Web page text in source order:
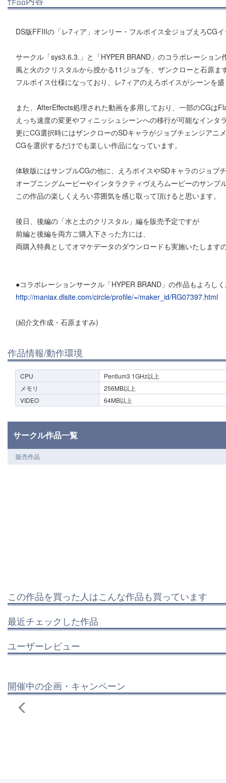
DS版FFIIIの「レ7ィア」オンリー・フルボイス全ジョブえろCG
サークル「sys3.6.3.」と「HYPER BRAND」のコラボレーション
風と火のクリスタルから授かる11ジョブを、ザンクローと石原ま
フルボイス仕様になっており、レ7ィアのえろボイスがシーンを
また、AfterEffects処理された動画を多用しており、一部のCGは
えっち速度の変更やフィニッシュシーンへの移行が可能なインタ
更にCG選択時にはザンクローのSDキャラがジョブチェンジアニ
CGを選択するだけでも楽しい作品になっています。
体験版にはサンプルCGの他に、えろボイスやSDキャラのジョブ
オープニングムービーやインタラクティヴえろムービーのサンプ
この作品の楽しくえろい雰囲気を感じ取って頂けると思います。
後日、後編の「水と土のクリスタル」編を販売予定ですが
前編と後編を両方ご購入下さった方には、
両購入特典としてオマケデータのダウンロードも実施いたします
●コラボレーションサークル「HYPER BRAND」の作品もよろし
http://maniax.dlsite.com/circle/profile/=/maker_id/RG07397.html
(紹介文作成・石原ますみ)
作品情報/動作環境
CPU
Pentium3 1GHz以上
メモリ
256MB以上
VIDEO
64MB以上
サークル作品一覧
販売作品
この作品を買った人はこんな作品も買っています
最近チェックした作品
ユーザーレビュー
開催中の企画・キャンペーン